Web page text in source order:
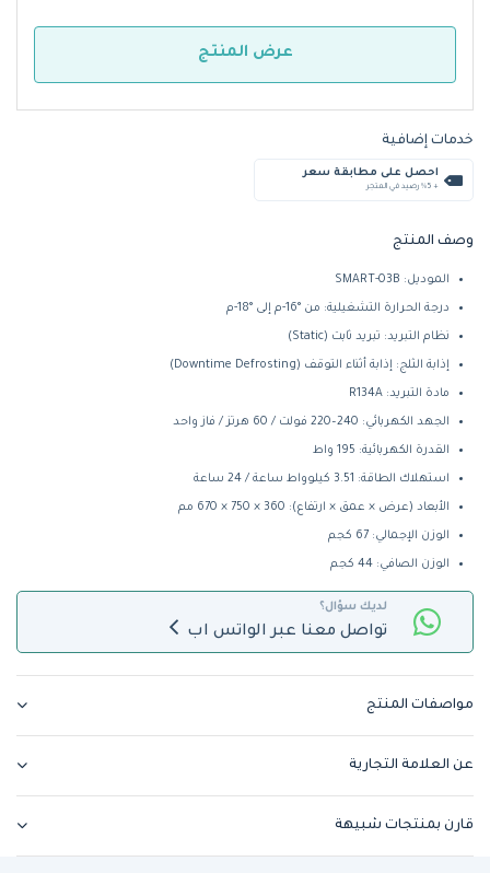
عرض المنتج
خدمات إضافية
احصل على مطابقة سعر
+ %5 رصيد في المتجر
وصف المنتج
الموديل: SMART-03B
درجة الحرارة التشغيلية: من ‎-16°م إلى ‎-18°م
نظام التبريد: تبريد ثابت (Static)
إذابة الثلج: إذابة أثناء التوقف (Downtime Defrosting)
مادة التبريد: R134A
الجهد الكهربائي: ‎220–240 فولت / ‎60 هرتز / فاز واحد
القدرة الكهربائية: 195 واط
استهلاك الطاقة: 3.51 كيلوواط ساعة / 24 ساعة
الأبعاد (عرض × عمق × ارتفاع): ‎670 × 750 × 360 مم
الوزن الإجمالي: 67 كجم
الوزن الصافي: 44 كجم
لديك سؤال؟
تواصل معنا عبر الواتس اب
مواصفات المنتج
عن العلامة التجارية
قارن بمنتجات شبيهة